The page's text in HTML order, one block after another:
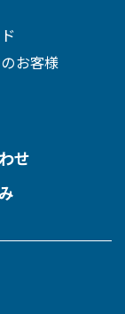
お客様
せ